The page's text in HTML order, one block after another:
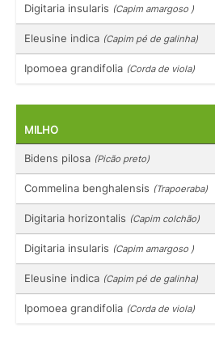
Digitaria insularis (Capim amargoso )
Eleusine indica (Capim pé de galinha)
Ipomoea grandifolia (Corda de viola)
MILHO
Bidens pilosa (Picão preto)
Commelina benghalensis (Trapoeraba)
Digitaria horizontalis (Capim colchão)
Digitaria insularis (Capim amargoso )
Eleusine indica (Capim pé de galinha)
Ipomoea grandifolia (Corda de viola)